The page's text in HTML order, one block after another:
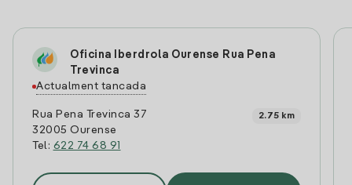
Oficina Iberdrola Ourense Rua Pena
Trevinca
Actualment tancada
Rua Pena Trevinca 37
32005 Ourense
Tel: 622 74 68 91
2.75 km